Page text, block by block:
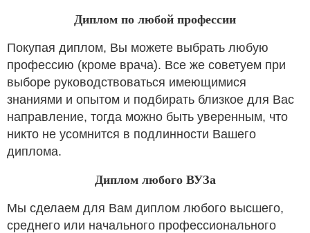
Диплом по любой профессии
Покупая диплом, Вы можете выбрать любую
профессию (кроме врача). Все же советуем при
выборе руководствоваться имеющимися
знаниями и опытом и подбирать близкое для Вас
направление, тогда можно быть уверенным, что
никто не усомнится в подлинности Вашего
диплома.
Диплом любого ВУЗа
Мы сделаем для Вам диплом любого высшего,
среднего или начального профессионального